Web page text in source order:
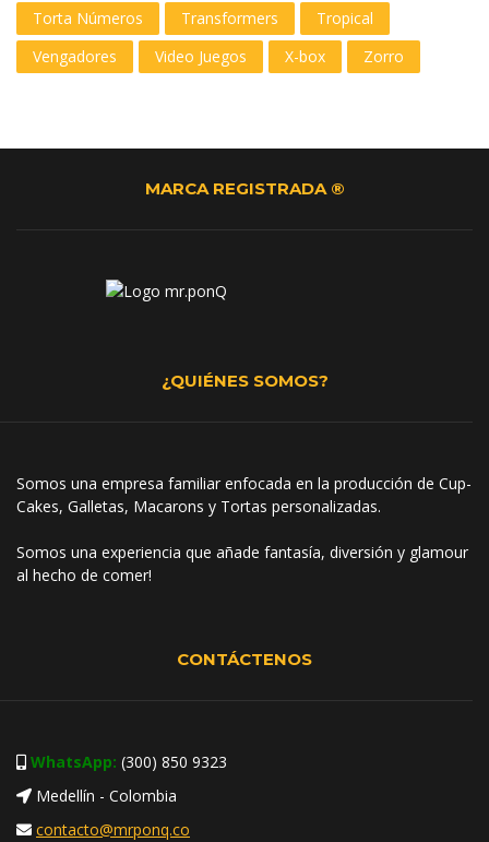
Torta Números
Transformers
Tropical
Vengadores
Video Juegos X-box Zorro
MARCA REGISTRADA ®
¿QUIÉNES SOMOS?
Somos una empresa familiar enfocada en la producción de Cup-
Cakes, Galletas, Macarons y Tortas personalizadas.
Somos una experiencia que añade fantasía, diversión y glamour
al hecho de comer!
CONTÁCTENOS
WhatsApp: (300) 850 9323
Medellín - Colombia
contacto@mrponq.co